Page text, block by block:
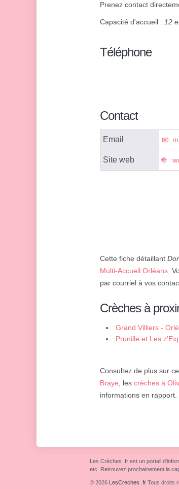
Prenez contact
Capacité d'accueil : 12
Téléphone
Contact
Email
Site web
Cette fiche détaillant
Multi-Accueil Orléans.
par courriel à vos
Crèches à
Grand Villiers -
Prunille et Les
Consultez de plus sur
Braye, les crèches à
informations en rapport.
Les Crèches .fr est un portail
etc. Retrouvez prochainement la
© 2026 LesCreches .fr Tous droits